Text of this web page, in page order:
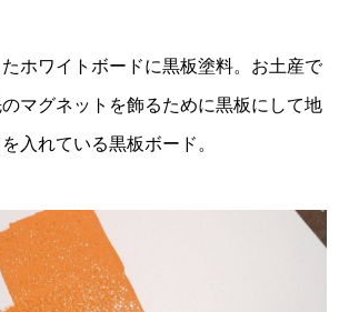
ホワイトボードに黒板塗料。お土産で
マグネットを飾るために黒板にして地
入れている黒板ボード。